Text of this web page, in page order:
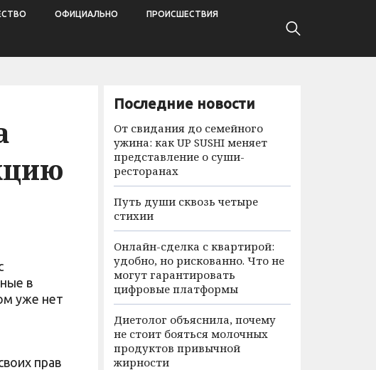
ОФИЦИАЛЬНО ПРОИСШЕСТВИЯ
в
уже нет
прав
Последние новости
От свидания до семейного
ужина: как UP SUSHI меняет
представление о суши-
ресторанах
Путь души сквозь четыре
стихии
Онлайн-сделка с квартирой:
удобно, но рискованно. Что не
могут гарантировать
цифровые платформы
Диетолог объяснила, почему
не стоит бояться молочных
продуктов привычной
жирности